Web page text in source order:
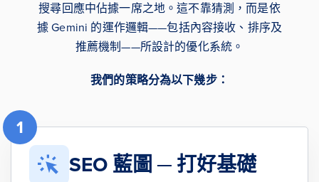
搜尋回應中佔據一席之地。這不靠猜測，而是依
據 Gemini 的運作邏輯——包括內容接收、排序及
推薦機制——所設計的優化系統。
我們的策略分為以下幾步：
1
SEO 藍圖 ─ 打好基礎